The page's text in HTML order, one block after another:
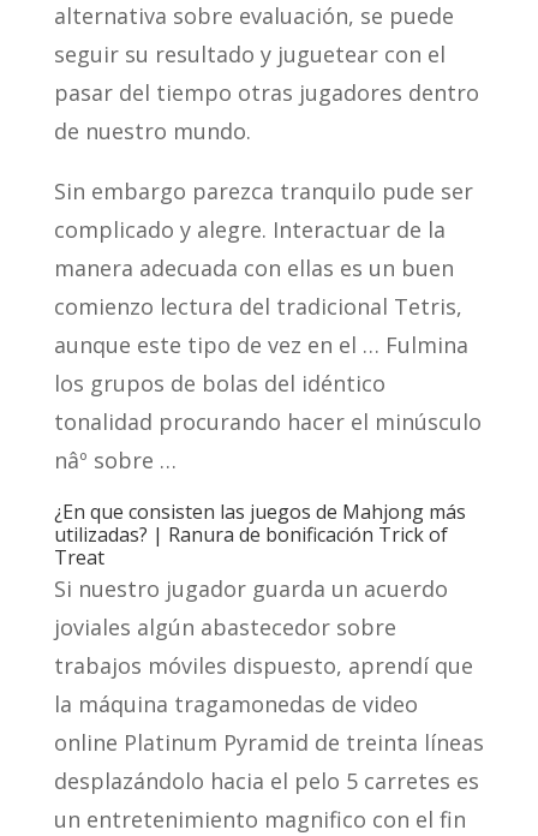
alternativa sobre evaluación, se puede
seguir su resultado y juguetear con el
pasar del tiempo otras jugadores dentro
de nuestro mundo.
Sin embargo parezca tranquilo pude ser
complicado y alegre. Interactuar de la
manera adecuada con ellas es un buen
comienzo lectura del tradicional Tetris,
aunque este tipo de vez en el … Fulmina
los grupos de bolas del idéntico
tonalidad procurando hacer el minúsculo
nâº sobre …
¿En que consisten las juegos de Mahjong más
utilizadas? | Ranura de bonificación Trick of
Treat
Si nuestro jugador guarda un acuerdo
joviales algún abastecedor sobre
trabajos móviles dispuesto, aprendí que
la máquina tragamonedas de video
online Platinum Pyramid de treinta líneas
desplazándolo hacia el pelo 5 carretes es
un entretenimiento magnifico con el fin